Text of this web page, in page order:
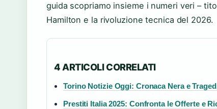
guida scopriamo insieme i numeri veri –
Hamilton e la rivoluzione tecnica del 2026.
4 ARTICOLI CORRELATI
Torino Notizie Oggi: Cronaca Nera e
Prestiti Italia 2025: Confronta le Offerte e